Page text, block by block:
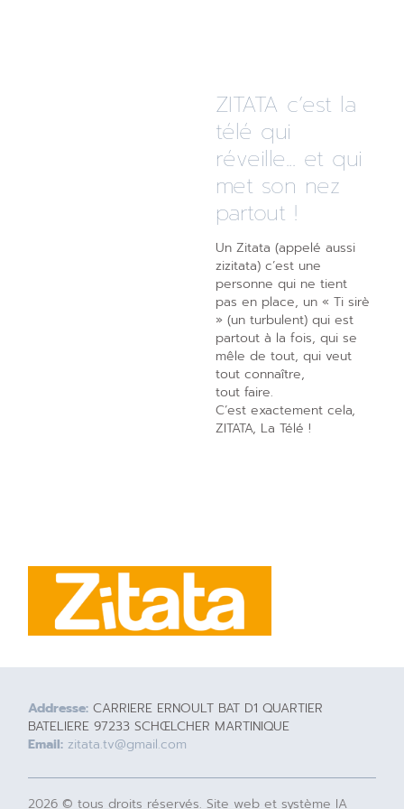
ZITATA c’est la
télé qui
réveille... et qui
met son nez
partout !
Un Zitata (appelé aussi
zizitata) c’est une
personne qui ne tient
pas en place, un « Ti sirè
» (un turbulent) qui est
partout à la fois, qui se
mêle de tout, qui veut
tout connaître,
tout faire.
C’est exactement cela,
ZITATA, La Télé !
Addresse: CARRIERE ERNOULT BAT D1 QUARTIER
BATELIERE 97233 SCHŒLCHER MARTINIQUE
Email: zitata.tv@gmail.com
2026 © tous droits réservés. Site web et système IA